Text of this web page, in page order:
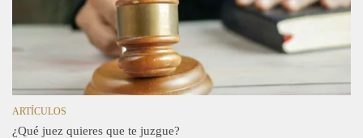
ARTÍCULOS
¿Qué juez quieres que te juzgue?